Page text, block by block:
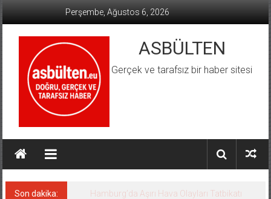
Perşembe, Ağustos 6, 2026
ASBÜLTEN
Gerçek ve tarafsız bir haber sitesi
Son dakika: Hamburg’da Aşırı Hava Olayları Tatbikatı